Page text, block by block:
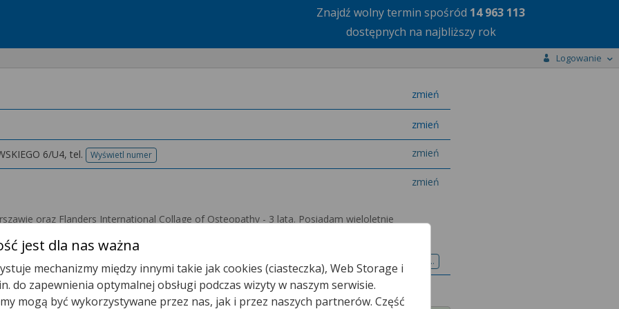
Znajdź wolny termin spośród 14 963 113
dostępnych na najbliższy rok
Logowanie
zmień
miasto
zmień
specjalizację
6/U4, tel. Wyświetl numer
telefonu
zmień
zmień
oraz Flanders International Collage of Osteopathy - 3 lata. Posiadam wieloletnie
ortopedycznymi oraz neurologicznymi. Specjalizuję się w leczeniu przewlekłego i ostrego
po urazach i operacjach.
Stecco (FM)
Pokaż więcej...
jest dla nas ważna
mechanizmy między innymi takie jak cookies (ciasteczka), Web Storage i
do zapewnienia optymalnej obsługi podczas wizyty w naszym serwisie.
mogą być wykorzystywane przez nas, jak i przez naszych partnerów. Część